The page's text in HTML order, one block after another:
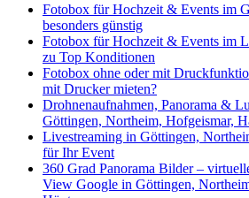
Fotobox für Hochzeit & Events im
besonders günstig
Fotobox für Hochzeit & Events im
zu Top Konditionen
Fotobox ohne oder mit
mit Drucker mieten?
Drohnenaufnahmen, Panorama &
Göttingen, Northeim, Hofgeismar,
Livestreaming in Göttingen,
für Ihr Event
360 Grad Panorama Bilder –
View Google in Göttingen,